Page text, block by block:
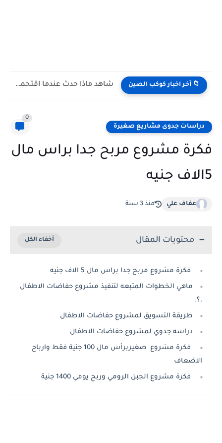
📁 آخر اخبار كوكب الصين شاهد كيف يتغلب النمس على الكوبرا في مواجهة تعتمد على...
دراسات جدوى مشاريع صغيرة
0
فكرة مشروع مربح جدا براس مال
5الاف جنيه
عفاف علي منذ 3 سنة
محتويات المقال
فكرة مشروع مربح جدا براس مال 5 الاف جنيه
ماهي الخطوات المتبعه لتنفيذ مشروع حفاضات الاطفال
.؟.
طريقة التسويق لمشروع حفاضات الاطفال
دراسه جدوي لمشروع حفاضات الاطفال
فكرة مشروع صغيربرأس مال 100 جنية فقط وارباح
الاضعاف
فكرة مشروع الجبن الرومي وربح يومي 1400 جنية